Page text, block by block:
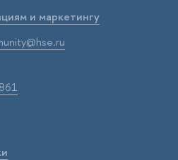
и маркетингу